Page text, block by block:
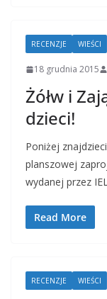
RECENZJE WIEŚCI
18 grudnia 2015
Żółw i
dzieci!
Poniżej
planszowej
wydanej przez
Read More
RECENZJE WIEŚCI